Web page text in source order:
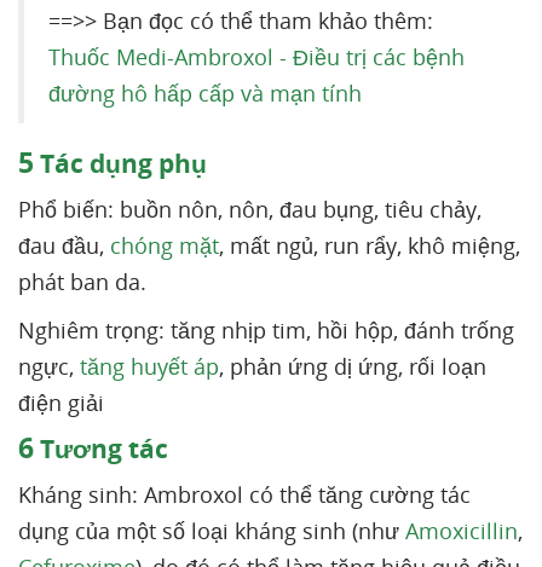
==>> Bạn đọc có thể tham khảo thêm:
Thuốc Medi-Ambroxol - Điều trị các bệnh
đường hô hấp cấp và mạn tính
5 Tác dụng phụ
Phổ biến: buồn nôn, nôn, đau bụng, tiêu chảy,
đau đầu, chóng mặt, mất ngủ, run rẩy, khô miệng,
phát ban da.
Nghiêm trọng: tăng nhịp tim, hồi hộp, đánh trống
ngực, tăng huyết áp, phản ứng dị ứng, rối loạn
điện giải
6Tương tác
Kháng sinh: Ambroxol có thể tăng cường tác
dụng của một số loại kháng sinh (như Amoxicillin,